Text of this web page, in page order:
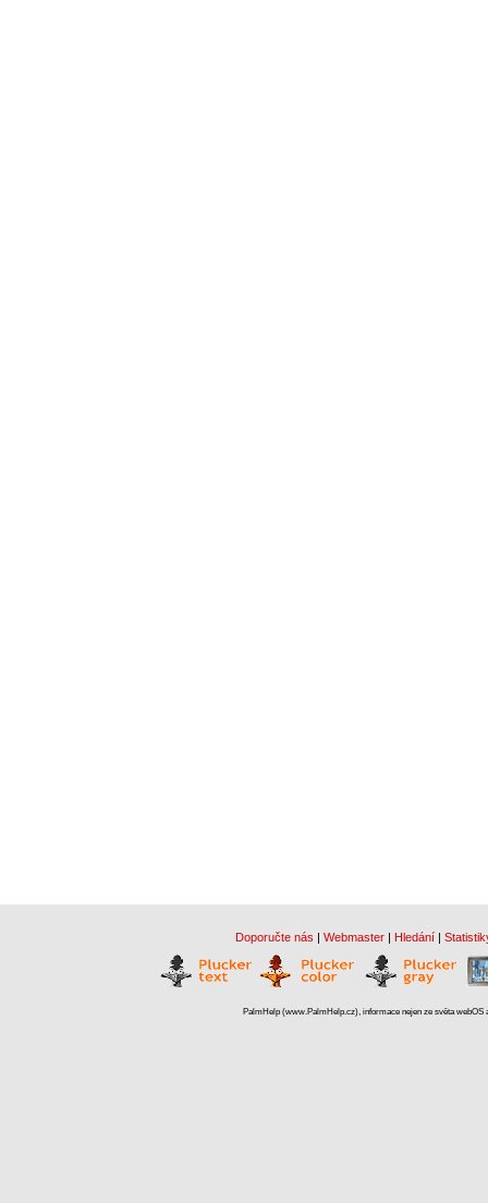
Doporučte nás | Webmaster | Hledání |
PalmHelp (www.PalmHelp.cz), informace nejen ze světa